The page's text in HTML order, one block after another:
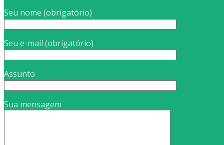
Seu nome (obrigatório)
Seu e-mail (obrigatório)
Assunto
Sua mensagem